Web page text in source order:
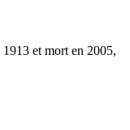
et mort en 2005,